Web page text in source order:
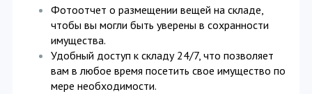
Фотоотчет о размещении вещей на складе,
чтобы вы могли быть уверены в сохранности
имущества.
Удобный доступ к складу 24/7, что позволяет
вам в любое время посетить свое имущество по
мере необходимости.